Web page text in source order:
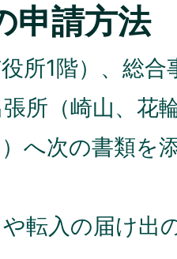
申請方法
所1階）、総
所（崎山、花
へ次の書類を
や転入の届け